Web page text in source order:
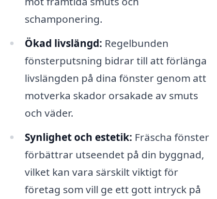
schamponering.
Ökad livslängd: Regelbunden
fönsterputsning bidrar till att förlänga
livslängden på dina fönster genom att
motverka skador orsakade av smuts
och väder.
Synlighet och estetik: Fräscha fönster
förbättrar utseendet på din byggnad,
vilket kan vara särskilt viktigt för
företag som vill ge ett gott intryck på